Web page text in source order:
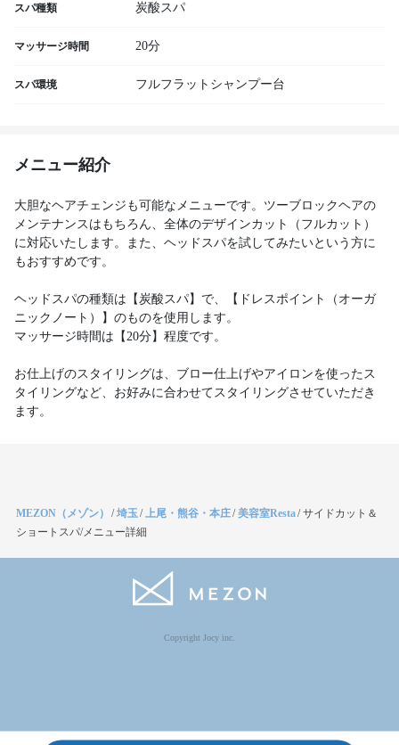
スパ種類 炭酸スパ
マッサージ時間 20分
スパ環境 フルフラットシャンプー台
メニュー紹介
大胆なヘアチェンジも可能なメニューです。ツーブロックヘアの
メンテナンスはもちろん、全体のデザインカット（フルカット）
に対応いたします。また、ヘッドスパを試してみたいという方に
もおすすめです。
ヘッドスパの種類は【炭酸スパ】で、【ドレスポイント（オーガ
ニックノート）】のものを使用します。
マッサージ時間は【20分】程度です。
お仕上げのスタイリングは、ブロー仕上げやアイロンを使ったス
タイリングなど、お好みに合わせてスタイリングさせていただき
ます。
MEZON（メゾン） /埼玉/上尾・熊谷・本庄/美容室Resta/サイドカット＆
ショートスパ/メニュー詳細
Copyright Jocy inc.